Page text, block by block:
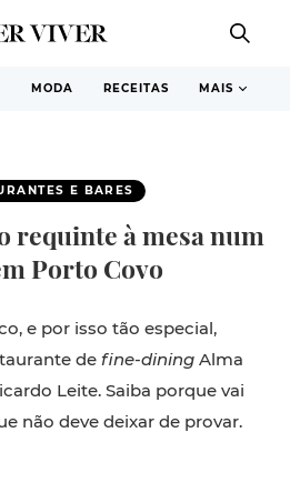
MODA RECEITAS MAIS
E BARES
requinte à mesa num
Porto Covo
e por isso tão especial,
de fine-dining Alma
Leite. Saiba porque vai
não deve deixar de provar.